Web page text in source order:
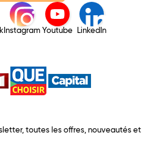
Instagram Youtube LinkedIn
toutes les offres, nouveautés et